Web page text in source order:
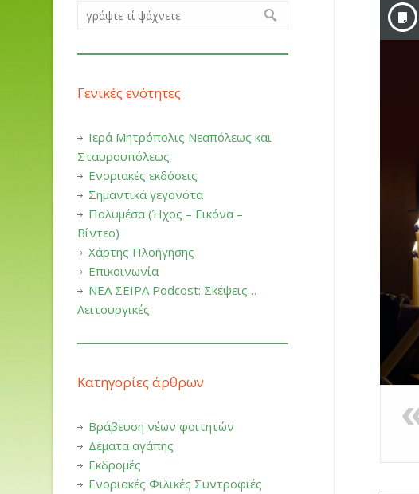
Γενικές ενότητες
Ιερά Μητρόπολις Νεαπόλεως και
Σταυρουπόλεως
Ενοριακές εκδόσεις
Σημαντικά γεγονότα
Πολυμέσα (Ήχος – Εικόνα –
Βίντεο)
Χάρτης Πλοήγησης
Επικοινωνία
ΝΕΑ ΣΕΙΡΑ Podcost: Σκέψεις…
Λειτουργικές
Κατηγορίες άρθρων
Βράβευση νέων φοιτητών
Δέματα αγάπης
Εκδρομές
Ενοριακές Φιλικές Συντροφιές